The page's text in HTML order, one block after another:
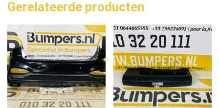
Gerelateerde producten